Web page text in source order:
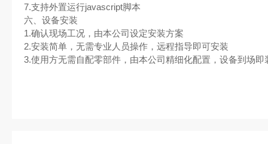
7.支持外置运行javascript脚本
六、设备安装
1.确认现场工况，由本公司设定安装方案
2.安装简单，无需专业人员操作，远程指导即可安装
3.使用方无需自配零部件，由本公司精细化配置，设备到场即